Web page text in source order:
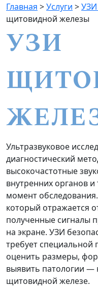
Главная >Услуги >
щитовидной железы
УЗИ
Ультразвуковое
диагностический
высокочастотные
внутренних органов
момент обследования.
который отражается
полученные сигналы
на экране. УЗИ
требует специальной
оценить размеры,
выявить патологии —
щитовидной железе.